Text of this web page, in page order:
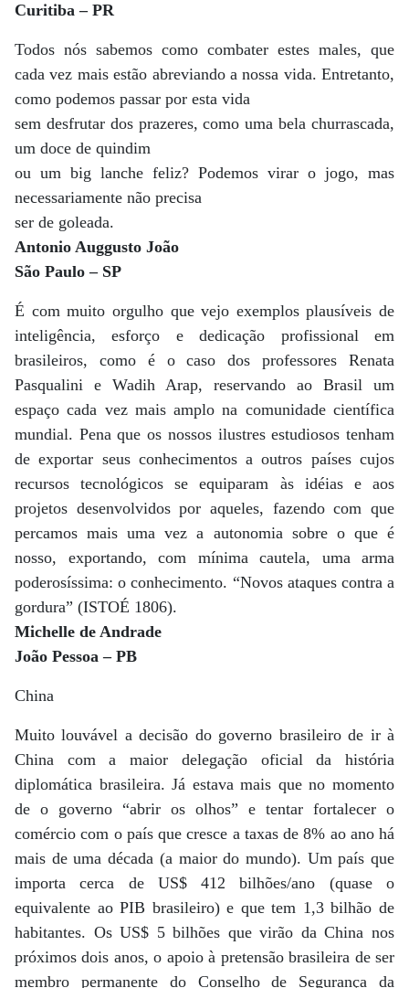
Curitiba – PR
Todos nós sabemos como combater estes males, que
cada vez mais estão abreviando a nossa vida. Entretanto,
como podemos passar por esta vida
sem desfrutar dos prazeres, como uma bela churrascada,
um doce de quindim
ou um big lanche feliz? Podemos virar o jogo, mas
necessariamente não precisa
ser de goleada.
Antonio Auggusto João
São Paulo – SP
É com muito orgulho que vejo exemplos plausíveis de
inteligência, esforço e dedicação profissional em
brasileiros, como é o caso dos professores Renata
Pasqualini e Wadih Arap, reservando ao Brasil um
espaço cada vez mais amplo na comunidade científica
mundial. Pena que os nossos ilustres estudiosos tenham
de exportar seus conhecimentos a outros países cujos
recursos tecnológicos se equiparam às idéias e aos
projetos desenvolvidos por aqueles, fazendo com que
percamos mais uma vez a autonomia sobre o que é
nosso, exportando, com mínima cautela, uma arma
poderosíssima: o conhecimento. “Novos ataques contra a
gordura” (ISTOÉ 1806).
Michelle de Andrade
João Pessoa – PB
China
Muito louvável a decisão do governo brasileiro de ir à
China com a maior delegação oficial da história
diplomática brasileira. Já estava mais que no momento
de o governo “abrir os olhos” e tentar fortalecer o
comércio com o país que cresce a taxas de 8% ao ano há
mais de uma década (a maior do mundo). Um país que
importa cerca de US$ 412 bilhões/ano (quase o
equivalente ao PIB brasileiro) e que tem 1,3 bilhão de
habitantes. Os US$ 5 bilhões que virão da China nos
próximos dois anos, o apoio à pretensão brasileira de ser
membro permanente do Conselho de Segurança da